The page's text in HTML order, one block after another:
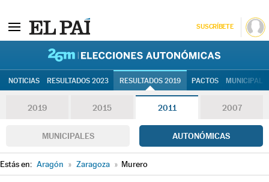
SUSCRÍBETE
NOTICIAS RESULTADOS 2023 RESULTADOS 2019 PACTOS
2019 2015 2011 2007
MUNICIPALES AUTONÓMICAS
Estás en: Aragón » Zaragoza » Murero